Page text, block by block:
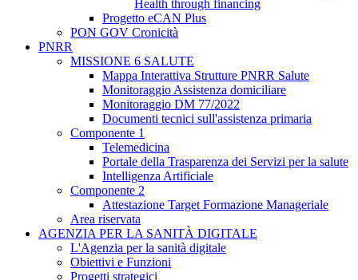
Health through financing
Progetto eCAN Plus
PON GOV Cronicità
PNRR
MISSIONE 6 SALUTE
Mappa Interattiva Strutture PNRR Salute
Monitoraggio Assistenza domiciliare
Monitoraggio DM 77/2022
Documenti tecnici sull'assistenza primaria
Componente 1
Telemedicina
Portale della Trasparenza dei Servizi per la salute
Intelligenza Artificiale
Componente 2
Attestazione Target Formazione Manageriale
Area riservata
AGENZIA PER LA SANITÀ DIGITALE
L'Agenzia per la sanità digitale
Obiettivi e Funzioni
Progetti strategici